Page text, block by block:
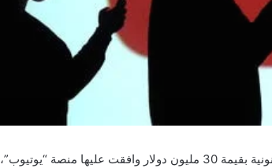
لم يتبقَّ سوى ساعات قليلة أمام المؤهلين للمطالبة بنصيبهم من تسوية قانونية بقيمة 30 مليون دولار وافقت عليها منصة “يوتيوب”،